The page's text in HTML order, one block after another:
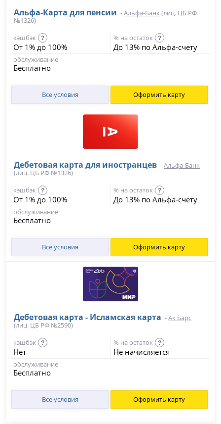
Альфа-Карта для пенсии -Альфа-Банк (лиц. ЦБ РФ
№1326)
кэшбэк
?
От 1% до 100%
% на остаток ?
До 13% по Альфа-счету
обслуживание
Бесплатно
Все условия Оформить карту
Дебетовая карта для иностранцев -Альфа-Банк
(лиц. ЦБ РФ №1326)
кэшбэк
?
От 1% до 100%
% на остаток ?
До 13% по Альфа-счету
обслуживание
Бесплатно
Все условия Оформить карту
Дебетовая карта - Исламская карта -Ак Барс
(лиц. ЦБ РФ №2590)
кэшбэк
?
Нет
% на остаток ?
Не начисляется
обслуживание
Бесплатно
Все условия Оформить карту